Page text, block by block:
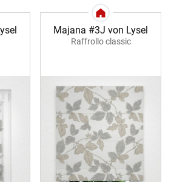
Majana #3J von Lysel
Raffrollo classic